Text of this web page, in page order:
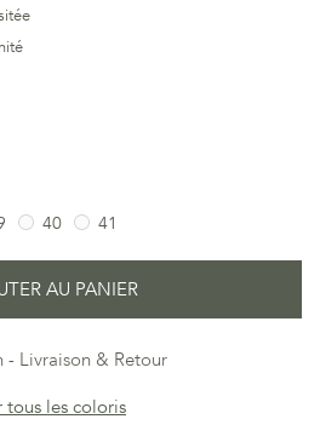
40 41
AU PANIER
Livraison & Retour
tous les coloris